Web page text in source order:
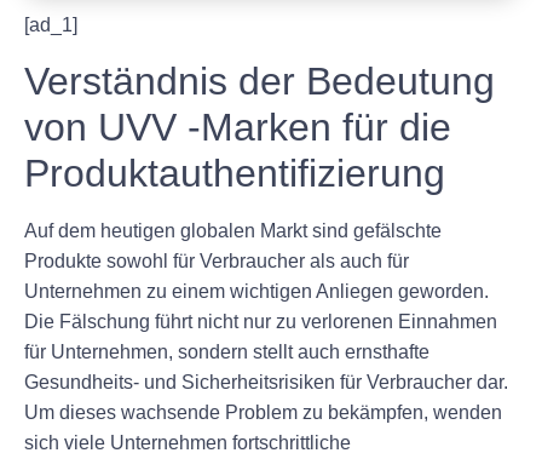
[ad_1]
Verständnis der Bedeutung
von UVV -Marken für die
Produktauthentifizierung
Auf dem heutigen globalen Markt sind gefälschte
Produkte sowohl für Verbraucher als auch für
Unternehmen zu einem wichtigen Anliegen geworden.
Die Fälschung führt nicht nur zu verlorenen Einnahmen
für Unternehmen, sondern stellt auch ernsthafte
Gesundheits- und Sicherheitsrisiken für Verbraucher dar.
Um dieses wachsende Problem zu bekämpfen, wenden
sich viele Unternehmen fortschrittliche